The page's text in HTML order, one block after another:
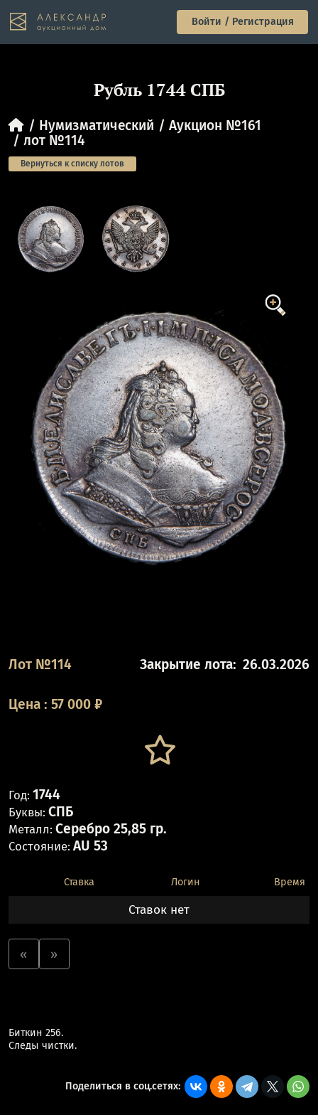
Войти / Регистрация
Рубль 1744 СПБ
Нумизматический
Аукцион №161
лот №114
Вернуться к списку лотов
Лот №114 Закрытие лота: 26.03.2026
Цена : 57 000 ₽
Год: 1744
Буквы: СПБ
Металл: Серебро 25,85 гр.
Состояние: AU 53
Ставка Логин Время
Ставок нет
« »
Биткин 256.
Следы чистки.
Поделиться в соц.сетях: